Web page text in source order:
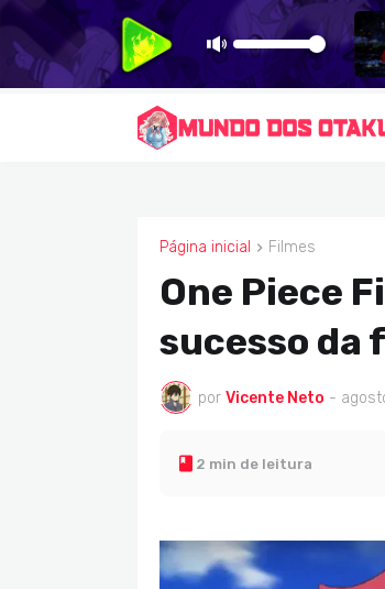
Página inicial Filmes
FILMES
One Piece
sucesso da
por Vicente Neto -
2 min de leitura